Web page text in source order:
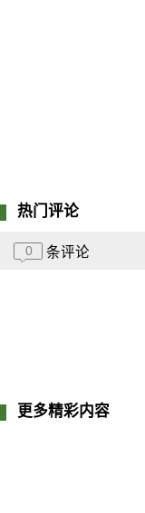
热门评论
0 条评论
更多精彩内容